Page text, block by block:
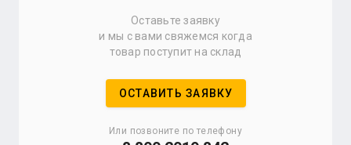
Оставьте заявку
и мы с вами свяжемся когда
товар поступит на склад
ОСТАВИТЬ ЗАЯВКУ
Или позвоните по телефону